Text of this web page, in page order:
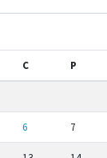
C P
6 7